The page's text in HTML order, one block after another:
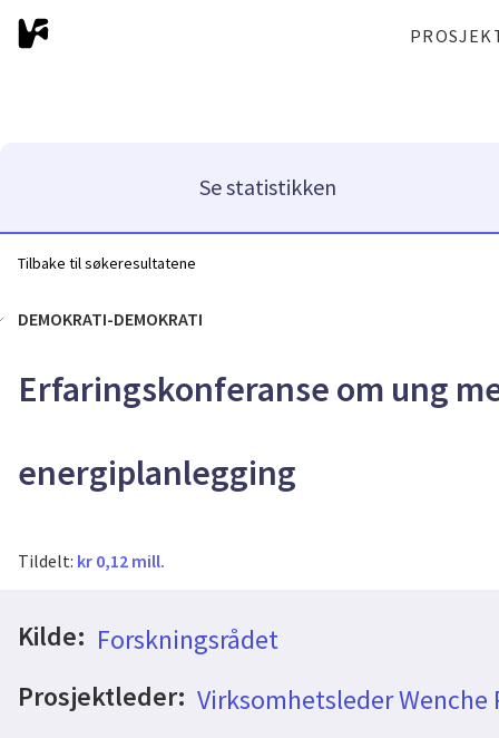
Se statistikken
Tilbake til søkeresultatene
DEMOKRATI-DEMOKRATI
Erfaringskonferanse om ung
energiplanlegging
Tildelt: kr 0,12 mill.
Kilde: Forskningsrådet
Prosjektleder: Virksomhetsleder Wenche